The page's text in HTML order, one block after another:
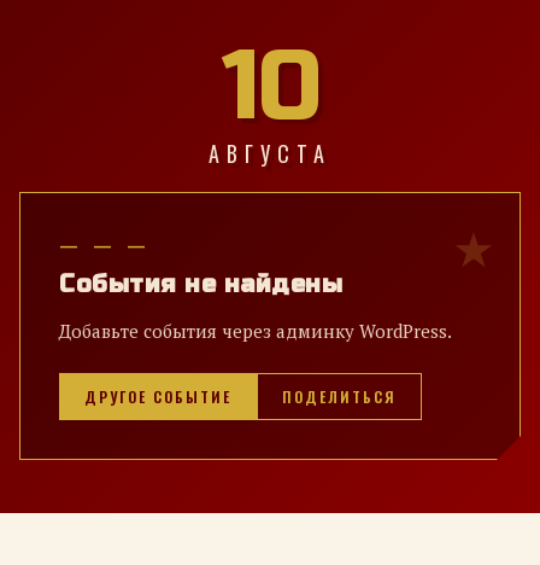
10
АВГУСТА
— — —
События не найдены
Добавьте события через админку WordPress.
ДРУГОЕ СОБЫТИЕ ПОДЕЛИТЬСЯ